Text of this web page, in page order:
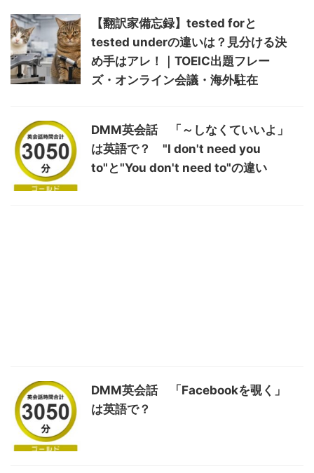
【翻訳家備忘録】tested forと
tested underの違いは？見分ける決
め手はアレ！｜TOEIC出題フレー
ズ・オンライン会議・海外駐在
DMM英会話 「～しなくていいよ」
は英語で？ "I don't need you
to"と"You don't need to"の違い
DMM英会話 「Facebookを覗く」
は英語で？